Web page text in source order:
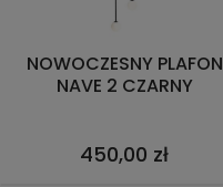
NOWOCZESNY PLAFON
NAVE 2 CZARNY
450,00 zł